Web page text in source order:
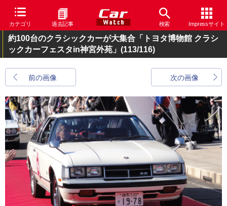
カテゴリ 過去記事 検索 Impressサイト
約100台のクラシックカーが大集合「トヨタ博物館 クラシ
ックカーフェスタin神宮外苑」 (113/116)
前の画像 次の画像